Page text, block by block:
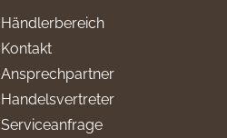
Händlerbereich
Kontakt
Ansprechpartner
Handelsvertreter
Serviceanfrage